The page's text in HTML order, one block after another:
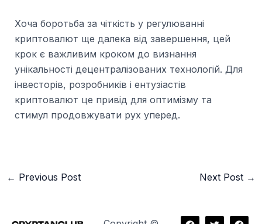
Хоча боротьба за чіткість у регулюванні
криптовалют ще далека від завершення, цей
крок є важливим кроком до визнання
унікальності децентралізованих технологій. Для
інвесторів, розробників і ентузіастів
криптовалют це привід для оптимізму та
стимул продовжувати рух уперед.
← Previous Post Next Post →
F
T
F